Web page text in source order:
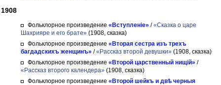
1908
Фольклорное произведение «Вступленіе» /«Сказка о царе
Шахрияре и его брате» (1908, сказка)
Фольклорное произведение «Вторая сестра изъ трехъ
багдадскихъ женщинъ» /«Рассказ второй девушки» (1908, сказка)
Фольклорное произведение «Второй царственный нищій» /
«Рассказ второго календера» (1908, сказка)
Фольклорное произведение «Второй шейкъ и двѣ черныя